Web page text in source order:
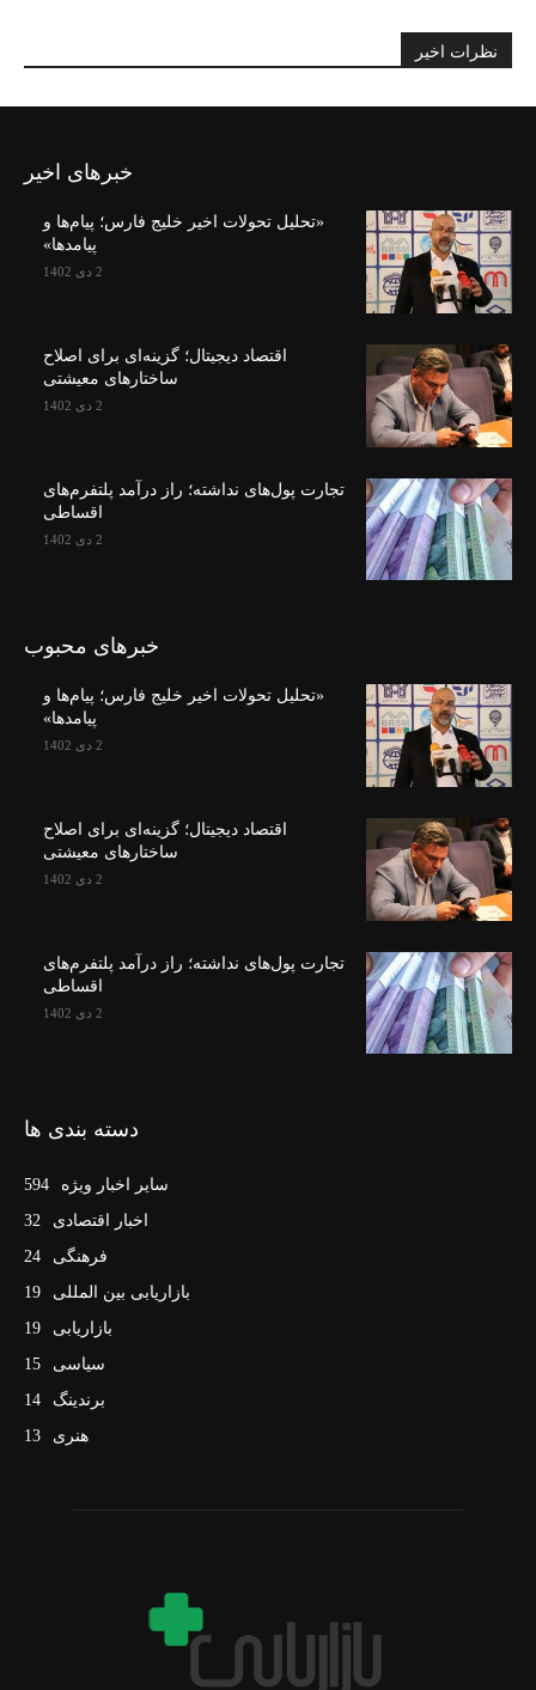
نظرات اخیر
خبرهای اخیر
«تحلیل تحولات اخیر خلیج فارس؛ پیام‌ها و
پیامدها»
2 دی 1402
اقتصاد دیجیتال؛ گزینه‌ای برای اصلاح
ساختارهای معیشتی
2 دی 1402
تجارت پول‌های نداشته؛ راز درآمد پلتفرم‌های
اقساطی
2 دی 1402
خبرهای محبوب
«تحلیل تحولات اخیر خلیج فارس؛ پیام‌ها و
پیامدها»
2 دی 1402
اقتصاد دیجیتال؛ گزینه‌ای برای اصلاح
ساختارهای معیشتی
2 دی 1402
تجارت پول‌های نداشته؛ راز درآمد پلتفرم‌های
اقساطی
2 دی 1402
دسته بندی ها
سایر اخبار ویژه
594
اخبار اقتصادی
32
فرهنگی
24
بازاریابی بین المللی
19
بازاریابی
19
سیاسی
15
برندینگ
14
هنری
13